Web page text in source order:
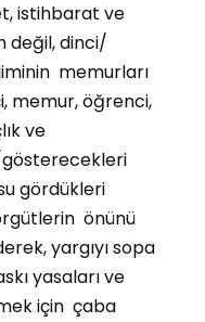
istihbarat ve
değil, dinci/
memurları
memur, öğrenci,
ve
gördükleri
önünü
yargıyı sopa
yasaları ve
için çaba